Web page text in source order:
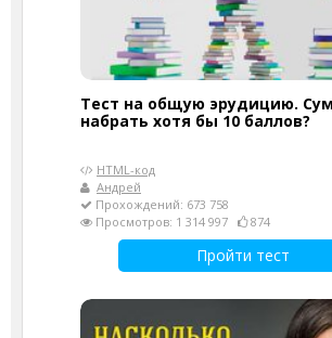
Тест на общую эрудицию.
набрать хотя бы 10 баллов?
HTML-код
Андрей
Прохождений: 673 758
Просмотров: 1 314 997
874
Пройти тест